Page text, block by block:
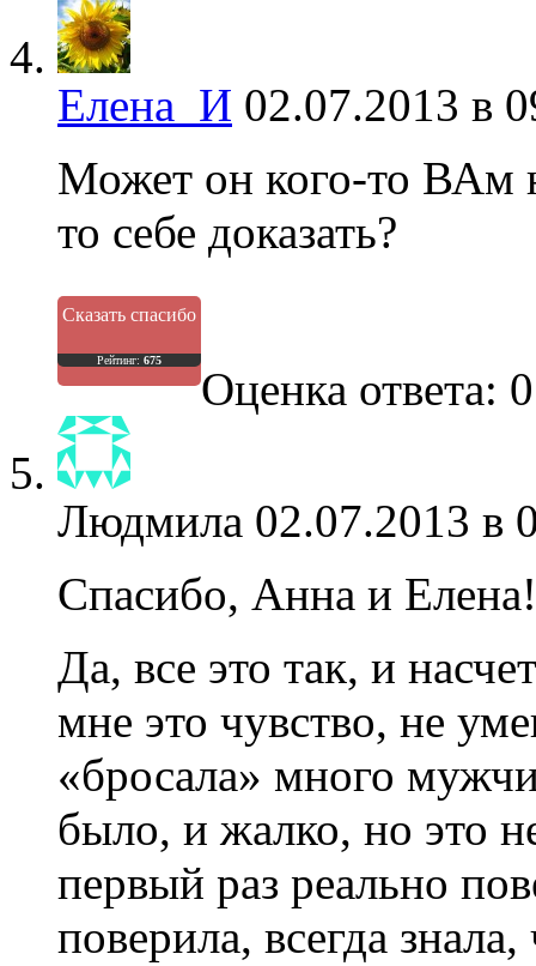
Елена_И 02.07.2013 в
Может он кого-то ВАм
то себе доказать?
Сказать спасибо
Рейтинг: 675
Оценка ответа:
Людмила 02.07.2013 в
Спасибо, Анна и
Да, все это так, и
мне это чувство, не
«бросала» много
было, и жалко, но это
первый раз реально
поверила, всегда